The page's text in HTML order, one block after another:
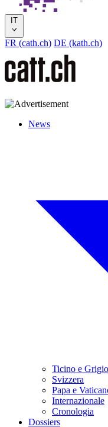
IT
FR (cath.ch) DE (kath.ch)
News
Ticino e
Svizzera
Papa e
Internazionale
Cronologia
Dossiers